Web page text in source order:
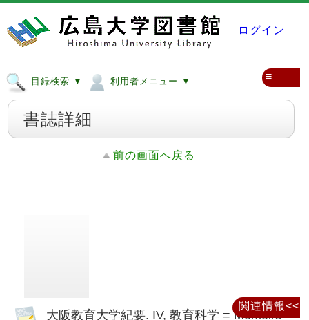
ログイン
目録検索 ▼ 利用者メニュー ▼ ≡
書誌詳細
前の画面へ戻る
大阪教育大学紀要. IV, 教育科学 = Memoirs
関連情報<<